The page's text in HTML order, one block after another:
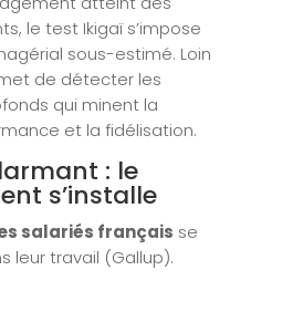
le test Ikigaï s’impose
sous-estimé. Loin
de détecter les
qui minent la
et la fidélisation.
: le
s’installe
salariés français se
leur travail (Gallup).